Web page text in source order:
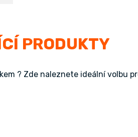
PRODUKTY
? Zde naleznete ideální volbu